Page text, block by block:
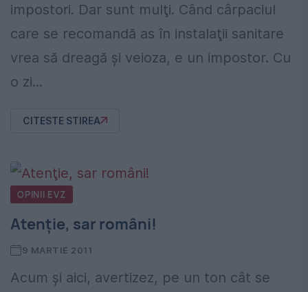
impostori. Dar sunt mulţi. Când cârpaciul
care se recomandă as în instalaţii sanitare
vrea să dreagă şi veioza, e un impostor. Cu
o zi...
CITESTE STIREA
OPINII EVZ
Atenţie, sar români!
9 MARTIE 2011
Acum şi aici, avertizez, pe un ton cât se